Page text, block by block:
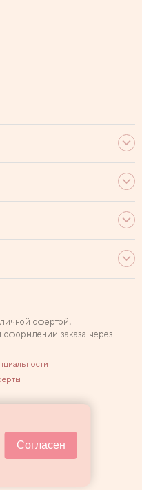
офертой.
оформлении заказа через
Согласен